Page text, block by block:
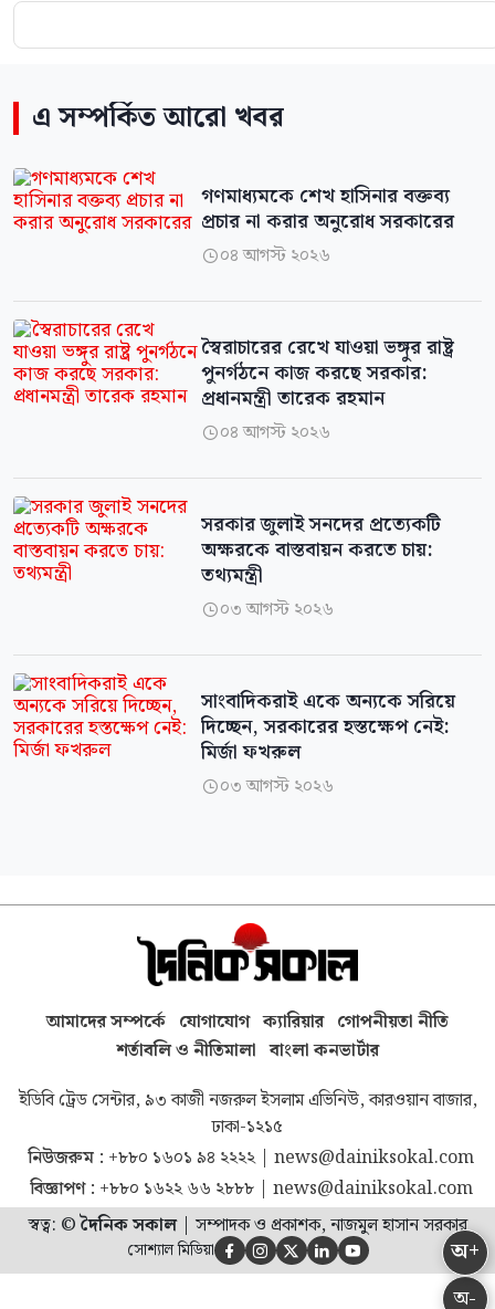
এ সম্পর্কিত আরো খবর
গণমাধ্যমকে শেখ হাসিনার বক্তব্য
প্রচার না করার অনুরোধ সরকারের
০৪ আগস্ট ২০২৬
স্বৈরাচারের রেখে যাওয়া ভঙ্গুর রাষ্ট্র
পুনর্গঠনে কাজ করছে সরকার:
প্রধানমন্ত্রী তারেক রহমান
০৪ আগস্ট ২০২৬
সরকার জুলাই সনদের প্রত্যেকটি
অক্ষরকে বাস্তবায়ন করতে চায়:
তথ্যমন্ত্রী
০৩ আগস্ট ২০২৬
সাংবাদিকরাই একে অন্যকে সরিয়ে
দিচ্ছেন, সরকারের হস্তক্ষেপ নেই:
মির্জা ফখরুল
০৩ আগস্ট ২০২৬
অ-
অ+
আমাদের সম্পর্কে যোগাযোগ ক্যারিয়ার গোপনীয়তা নীতি
শর্তাবলি ও নীতিমালা বাংলা কনভার্টার
ইডিবি ট্রেড সেন্টার, ৯৩ কাজী নজরুল ইসলাম এভিনিউ, কারওয়ান বাজার,
ঢাকা-১২১৫
নিউজরুম : +৮৮০ ১৬০১ ৯৪ ২২২২| news@dainiksokal.com
বিজ্ঞাপণ : +৮৮০ ১৬২২ ৬৬ ২৮৮৮| news@dainiksokal.com
স্বত্ব: ©দৈনিক সকাল| সম্পাদক ও প্রকাশক, নাজমুল হাসান সরকার
সোশ্যাল মিডিয়া     